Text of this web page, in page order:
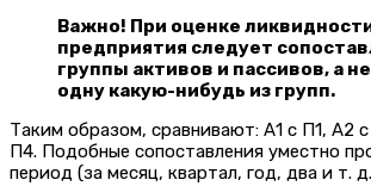
Важно! При оценке
предприятия следует
группы активов и пассивов, а
одну какую-нибудь из групп.
Таким образом, сравнивают: А1 с П1, А2
П4. Подобные сопоставления уместно
период (за месяц, квартал, год, два и т.